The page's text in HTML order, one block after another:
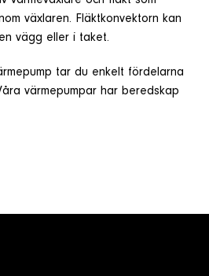
växlaren. Fläktkonvektorn kan
vägg eller i taket.
tar du enkelt fördelarna
värmepumpar har beredskap